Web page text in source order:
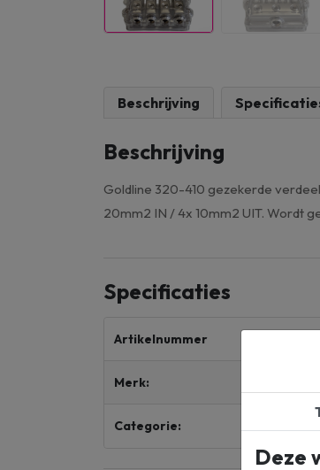
Beschrijving
Beschrijving
Goldline 320-410 gezekerde
20mm2 IN / 4x 10mm2 UIT. Wordt
Specificaties
Artikelnummer
Merk:
Categorie:
Deze